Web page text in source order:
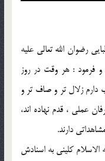
رضوان الله تعالی عليه
فرمود : هر وقت در روز
زلال تر و صاف تر و
عملی ، قدم نهاده اند،
دارند.
كلينی به اسنادش